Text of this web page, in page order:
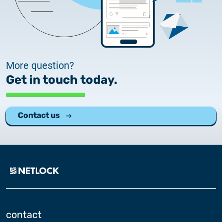
More question?
Get in touch today.
Contact us
contact